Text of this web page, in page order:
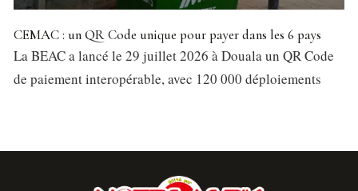
CEMAC : un QR Code unique pour payer dans les 6 pays
La BEAC a lancé le 29 juillet 2026 à Douala un QR Code
de paiement interopérable, avec 120 000 déploiements